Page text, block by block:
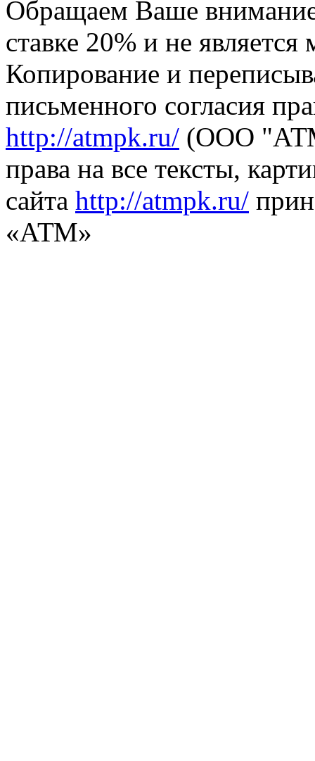
Обращаем Ваше
ставке 20% и не
Копирование и
письменного согласия
http://atmpk.ru/ (ООО
права на все тексты,
сайта http://atmpk.ru/
«АТМ»